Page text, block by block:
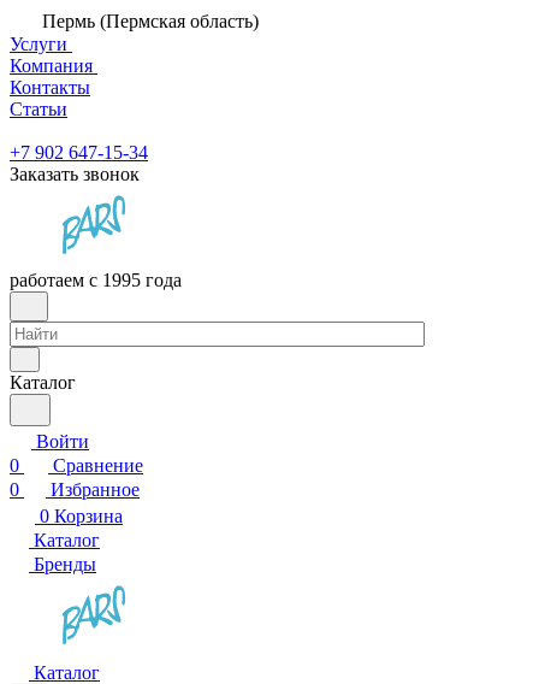
Пермь (Пермская область)
Услуги
Компания
Контакты
Статьи
+7 902 647-15-34
Заказать звонок
работаем с 1995 года
Каталог
Войти
0
Сравнение
0
Избранное
0 Корзина
Каталог
Бренды
Каталог